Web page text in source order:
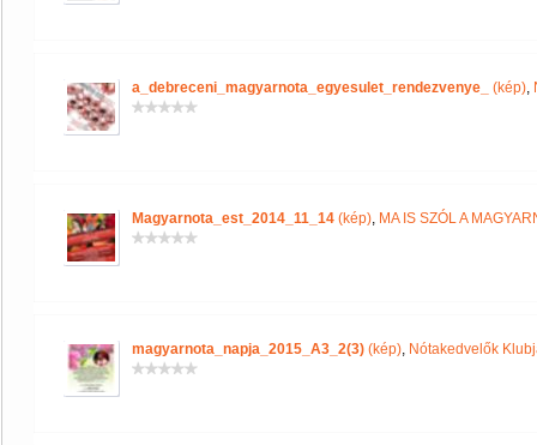
a_debreceni_magyarnota_egyesulet_rendezvenye_ (kép),
Magyarnota_est_2014_11_14 (kép), MA IS SZÓL A
magyarnota_napja_2015_A3_2(3) (kép), Nótakedvelők